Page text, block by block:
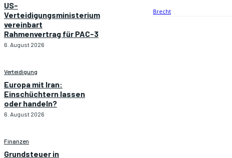
US-
Verteidigungsministerium
vereinbart
Rahmenvertrag für PAC-3
6. August 2026
Verteidigung
Europa mit Iran:
Einschüchtern lassen
oder handeln?
6. August 2026
Finanzen
Grundsteuer in